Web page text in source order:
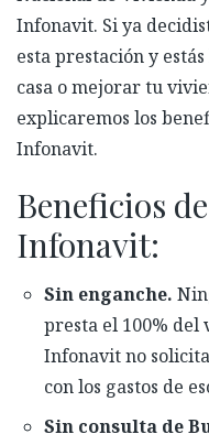
Infonavit. Si ya
esta prestación y
casa o mejorar tu
explicaremos los be
Infonavit.
Beneficios
Infonavit:
Sin enganche.
presta el 100% del
Infonavitno
con los gastos de
Sin consulta de